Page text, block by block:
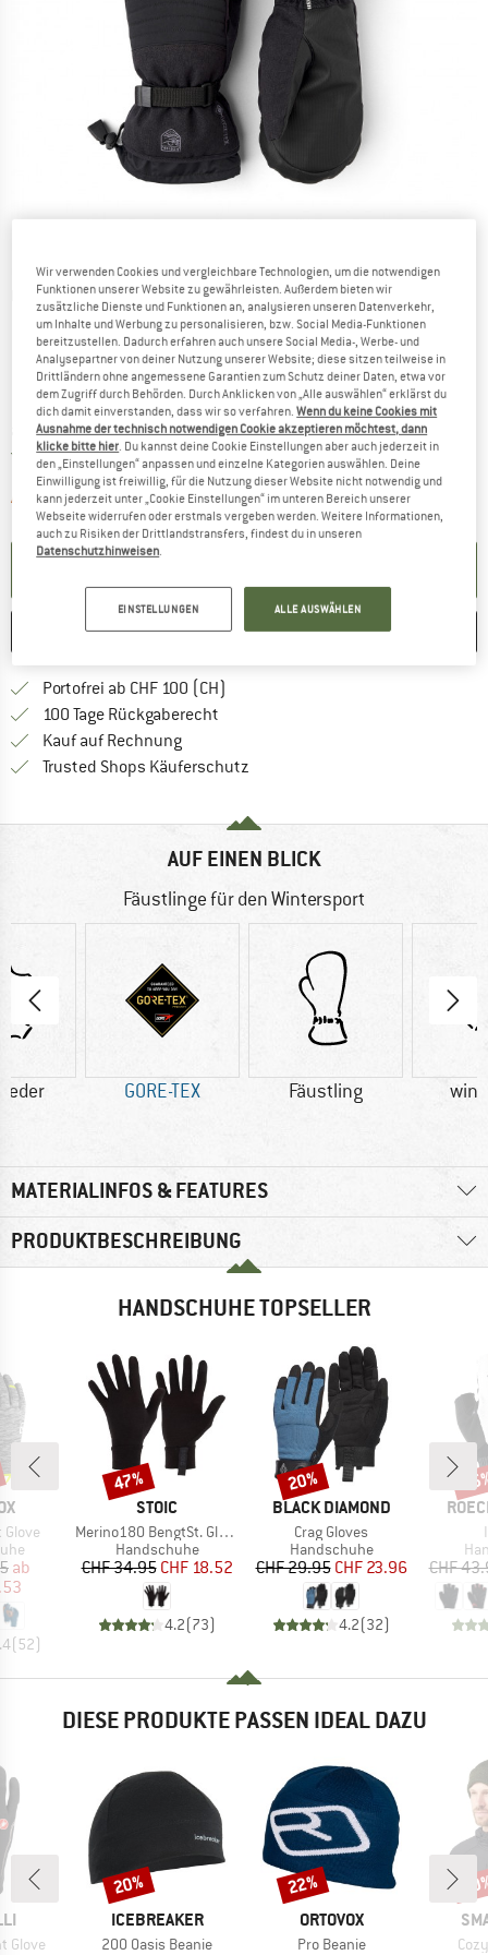
Detailansichten
Preis:CHF107.95 inkl. MwSt., zollfreie Lieferung
Versandkostenfrei(CH)Schweiz. Informationen zu den
Artikel zur Zeit leider ausverkauftDer Link öffnet sich in einer Infobox
MERKEN VERGLEICHEN
Portofrei ab CHF 100 (CH)
100 Tage Rückgaberecht
Kauf auf RechnungFinde die Zahlungs-Infos hier! Öffnet
Trusted Shops Käuferschutz
AUF EINEN BLICK
Fäustlinge für den Wintersport
GORE-TEX Fäustling
MATERIALINFOS & FEATURES
PRODUKTBESCHREIBUNG
HANDSCHUHE TOPSELLER
Preis
ab
( 52)
MARKE
STOIC
Artikel
Merino180 BengtSt. Glove
Produktgruppe
Handschuhe
Preis
CHF 34.95reduzierter Preis
CHF 18.52
4.2(73)
Rabatt
47%
MARKE
BLACK DIAMOND
Artikel
Crag Gloves
Produktgruppe
Handschuhe
Preis
CHF 29.95reduzierter Preis
CHF 23.96
4.2(32)
Rabatt
20%
CHF
DIESE PRODUKTE PASSEN IDEAL DAZU
Glove
MARKE
ICEBREAKER
Artikel
200 Oasis Beanie
Rabatt
20%
MARKE
ORTOVOX
Artikel
Pro Beanie
Rabatt
22%
Wir verwenden Cookies und vergleichbare Technologien, um die notwendigen
Funktionen unserer Website zu gewährleisten. Außerdem bieten wir
zusätzliche Dienste und Funktionen an, analysieren unseren Datenverkehr,
um Inhalte und Werbung zu personalisieren, bzw. Social Media-Funktionen
bereitzustellen. Dadurch erfahren auch unsere Social Media-, Werbe- und
Analysepartner von deiner Nutzung unserer Website; diese sitzen teilweise in
Drittländern ohne angemessene Garantien zum Schutz deiner Daten, etwa vor
dem Zugriff durch Behörden. Durch Anklicken von „Alle auswählen“ erklärst du
dich damit einverstanden, dass wir so verfahren.Wenn du keine Cookies mit
Ausnahme der technisch notwendigen Cookie akzeptieren möchtest, dann
klicke bitte hier. Du kannst deine Cookie Einstellungen aber auch jederzeit in
den „Einstellungen“ anpassen und einzelne Kategorien auswählen. Deine
Einwilligung ist freiwillig, für die Nutzung dieser Website nicht notwendig und
kann jederzeit unter „Cookie Einstellungen“ im unteren Bereich unserer
Webseite widerrufen oder erstmals vergeben werden. Weitere Informationen,
auch zu Risiken der Drittlandstransfers, findest du in unseren
Datenschutzhinweisen.
EINSTELLUNGEN ALLE AUSWÄHLEN